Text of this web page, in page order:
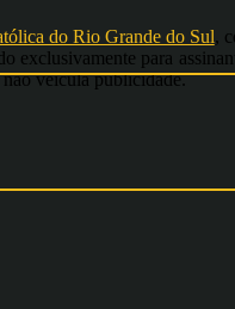
do Rio Grande do Sul,
para
veicula publicidade.